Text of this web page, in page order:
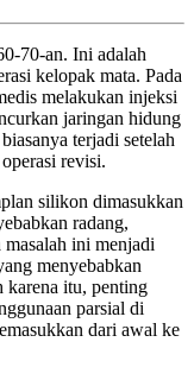
70-an. Ini adalah
kelopak mata. Pada
melakukan injeksi
jaringan hidung
terjadi setelah
revisi.
silikon dimasukkan
radang,
ini menjadi
menyebabkan
karena itu, penting
parsial di
dari awal ke